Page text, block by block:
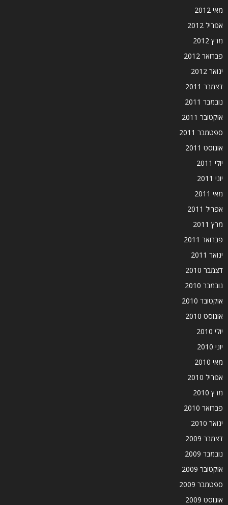
מאי 2012
אפריל 2012
מרץ 2012
פברואר 2012
ינואר 2012
דצמבר 2011
נובמבר 2011
אוקטובר 2011
ספטמבר 2011
אוגוסט 2011
יולי 2011
יוני 2011
מאי 2011
אפריל 2011
מרץ 2011
פברואר 2011
ינואר 2011
דצמבר 2010
נובמבר 2010
אוקטובר 2010
אוגוסט 2010
יולי 2010
יוני 2010
מאי 2010
אפריל 2010
מרץ 2010
פברואר 2010
ינואר 2010
דצמבר 2009
נובמבר 2009
אוקטובר 2009
ספטמבר 2009
אוגוסט 2009